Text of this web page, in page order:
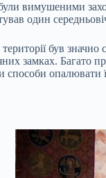
вимушеними
один
був
замках. Багато
опалювати